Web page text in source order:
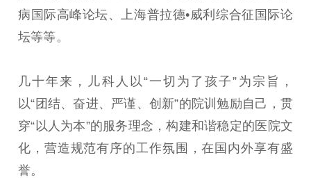
病国际高峰论坛、上海普拉德•威利综合征国际论
坛等等。
几十年来，儿科人以“一切为了孩子”为宗旨，
以“团结、奋进、严谨、创新”的院训勉励自己，贯
穿“以人为本”的服务理念，构建和谐稳定的医院文
化，营造规范有序的工作氛围，在国内外享有盛
誉。